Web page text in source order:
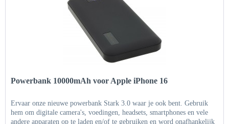
Powerbank 10000mAh voor Apple iPhone 16
Ervaar onze nieuwe powerbank Stark 3.0 waar je ook bent. Gebruik
hem om digitale camera's, voedingen, headsets, smartphones en vele
andere apparaten op te laden en/of te gebruiken en word onafhankelijk